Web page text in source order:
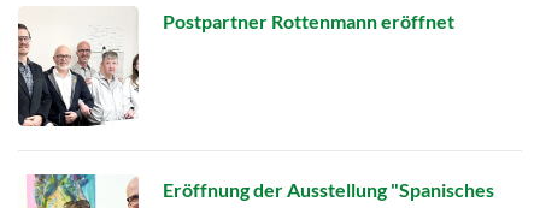
Postpartner Rottenmann eröffnet
Eröffnung der Ausstellung "Spanisches